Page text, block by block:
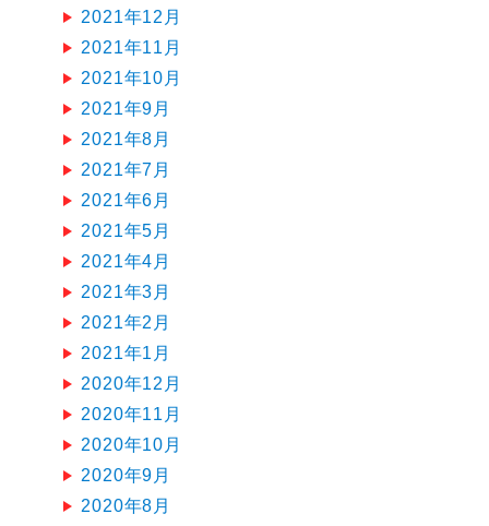
2021年12月
2021年11月
2021年10月
2021年9月
2021年8月
2021年7月
2021年6月
2021年5月
2021年4月
2021年3月
2021年2月
2021年1月
2020年12月
2020年11月
2020年10月
2020年9月
2020年8月